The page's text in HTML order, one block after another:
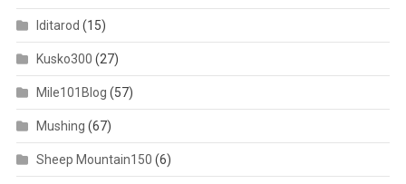
Iditarod (15)
Kusko300 (27)
Mile101Blog (57)
Mushing (67)
Sheep Mountain150 (6)